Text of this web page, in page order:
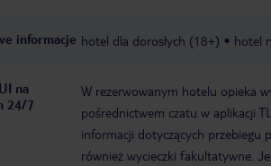
informacje hotel dla dorosłych (18+) hotel
na
24/7
W rezerwowanym hotelu opieka
pośrednictwem czatu w aplikacji
informacji dotyczących przebiegu
również wycieczki fakultatywne.